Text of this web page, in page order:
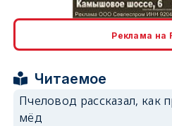
Реклама на
Читаемое
Пчеловод рассказал, как
мёд